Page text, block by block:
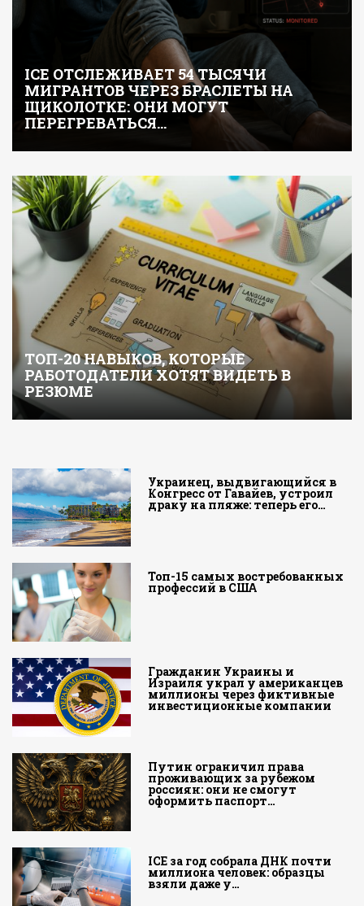
ICE ОТСЛЕЖИВАЕТ 54 ТЫСЯЧИ
МИГРАНТОВ ЧЕРЕЗ БРАСЛЕТЫ НА
ЩИКОЛОТКЕ: ОНИ МОГУТ
ПЕРЕГРЕВАТЬСЯ…
ТОП-20 НАВЫКОВ, КОТОРЫЕ
РАБОТОДАТЕЛИ ХОТЯТ ВИДЕТЬ В
РЕЗЮМЕ
Украинец, выдвигающийся в
Конгресс от Гавайев, устроил
драку на пляже: теперь его…
Топ-15 самых востребованных
профессий в США
Гражданин Украины и
Израиля украл у американцев
миллионы через фиктивные
инвестиционные компании
Путин ограничил права
проживающих за рубежом
россиян: они не смогут
оформить паспорт…
ICE за год собрала ДНК почти
миллиона человек: образцы
взяли даже у…